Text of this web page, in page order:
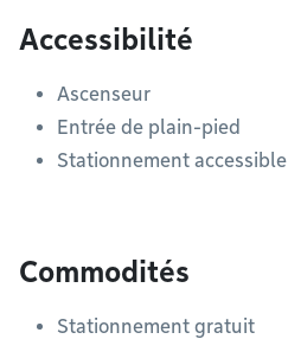
Accessibilité
Ascenseur
Entrée de plain-pied
Stationnement accessible
Commodités
Stationnement gratuit